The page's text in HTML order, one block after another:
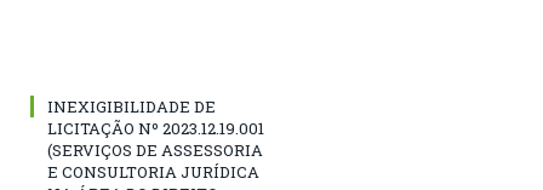
INEXIGIBILIDADE DE
LICITAÇÃO Nº 2023.12.19.001
(SERVIÇOS DE ASSESSORIA
E CONSULTORIA JURÍDICA